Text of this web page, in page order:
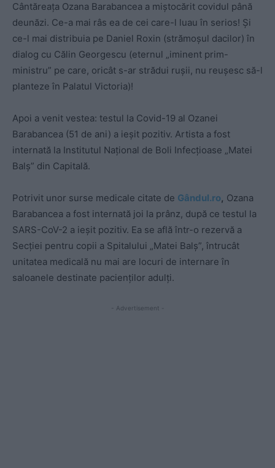
Cântăreața Ozana Barabancea a miștocărit covidul până
deunăzi. Ce-a mai râs ea de cei care-l luau în serios! Și
ce-l mai distribuia pe Daniel Roxin (strămoșul dacilor) în
dialog cu Călin Georgescu (eternul „iminent prim-
ministru” pe care, oricât s-ar strădui rușii, nu reușesc să-l
planteze în Palatul Victoria)!
Apoi a venit vestea: testul la Covid-19 al Ozanei
Barabancea (51 de ani) a ieșit pozitiv. Artista a fost
internată la Institutul Național de Boli Infecțioase „Matei
Balș” din Capitală.
Potrivit unor surse medicale citate de Gândul.ro, Ozana
Barabancea a fost internată joi la prânz, după ce testul la
SARS-CoV-2 a ieşit pozitiv. Ea se află într-o rezervă a
Secţiei pentru copii a Spitalului „Matei Balş”, întrucât
unitatea medicală nu mai are locuri de internare în
saloanele destinate pacienţilor adulţi.
- Advertisement -